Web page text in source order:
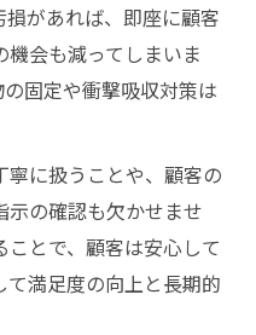
があれば、即座に顧客
会も減ってしまいま
固定や衝撃吸収対策は
寧に扱うことや、顧客の
示の確認も欠かせませ
とで、顧客は安心して
満足度の向上と長期的